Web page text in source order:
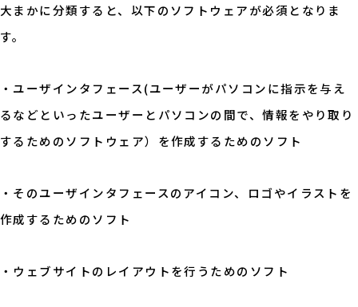
大まかに分類すると、以下のソフトウェアが必須となりま
す。
・ユーザインタフェース(ユーザーがパソコンに指示を与え
るなどといったユーザーとパソコンの間で、情報をやり取り
するためのソフトウェア）を作成するためのソフト
・そのユーザインタフェースのアイコン、ロゴやイラストを
作成するためのソフト
・ウェブサイトのレイアウトを行うためのソフト